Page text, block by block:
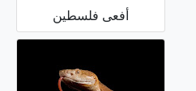
أفعى فلسطين